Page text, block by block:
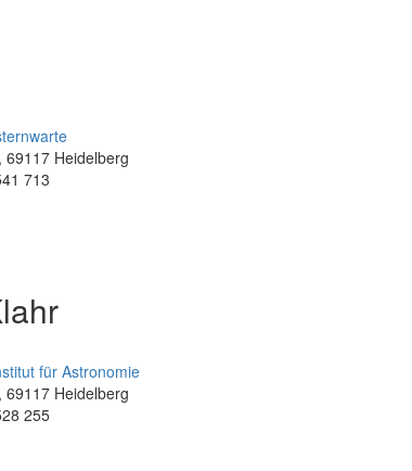
69117 Heidelberg
713
für Astronomie
69117 Heidelberg
255